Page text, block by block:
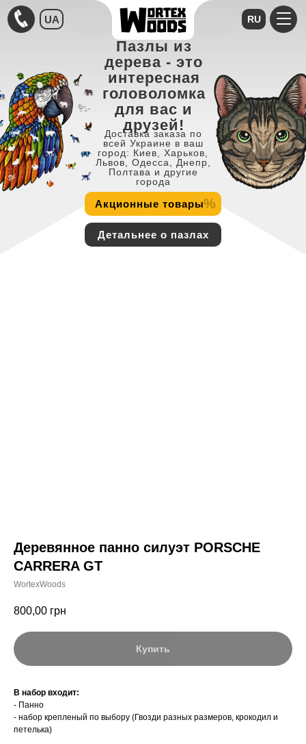
Акционные товары%
Пазлы из
дерева - это
интересная
головоломка
для вас и
друзей!
Доставка заказа по
всей Украине в ваш
город: Киев, Харьков,
Львов, Одесса, Днепр,
Полтава и другие
города
Детальнее о пазлах
UA RU
Деревянное панно силуэт PORSCHE
CARRERA GT
WortexWoods
800,00 грн
Купить
В набор входит:
- Панно
- набор крепленый по выбору (Гвозди разных размеров, крокодил и
петелька)